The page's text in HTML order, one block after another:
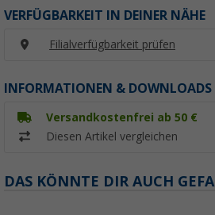
VERFÜGBARKEIT IN DEINER NÄHE
Filialverfügbarkeit prüfen
INFORMATIONEN & DOWNLOADS
Versandkostenfrei ab 50 €
Diesen Artikel vergleichen
DAS KÖNNTE DIR AUCH